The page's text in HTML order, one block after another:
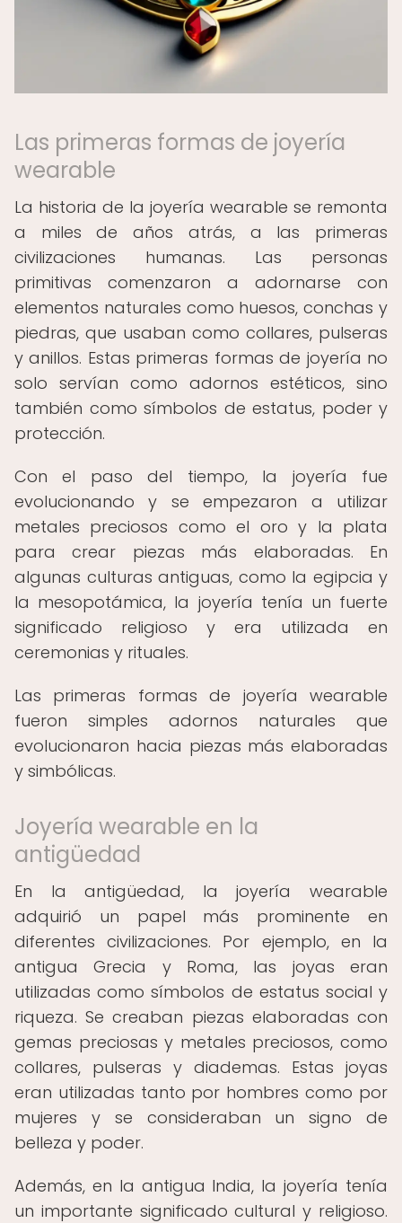
Las primeras formas de joyería
wearable
La historia de la joyería wearable se remonta
a miles de años atrás, a las primeras
civilizaciones humanas. Las personas
primitivas comenzaron a adornarse con
elementos naturales como huesos, conchas y
piedras, que usaban como collares, pulseras
y anillos. Estas primeras formas de joyería no
solo servían como adornos estéticos, sino
también como símbolos de estatus, poder y
protección.
Con el paso del tiempo, la joyería fue
evolucionando y se empezaron a utilizar
metales preciosos como el oro y la plata
para crear piezas más elaboradas. En
algunas culturas antiguas, como la egipcia y
la mesopotámica, la joyería tenía un fuerte
significado religioso y era utilizada en
ceremonias y rituales.
Las primeras formas de joyería wearable
fueron simples adornos naturales que
evolucionaron hacia piezas más elaboradas
y simbólicas.
Joyería wearable en la
antigüedad
En la antigüedad, la joyería wearable
adquirió un papel más prominente en
diferentes civilizaciones. Por ejemplo, en la
antigua Grecia y Roma, las joyas eran
utilizadas como símbolos de estatus social y
riqueza. Se creaban piezas elaboradas con
gemas preciosas y metales preciosos, como
collares, pulseras y diademas. Estas joyas
eran utilizadas tanto por hombres como por
mujeres y se consideraban un signo de
belleza y poder.
Además, en la antigua India, la joyería tenía
un importante significado cultural y religioso.